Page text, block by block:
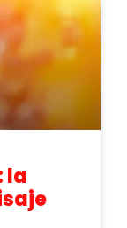
la